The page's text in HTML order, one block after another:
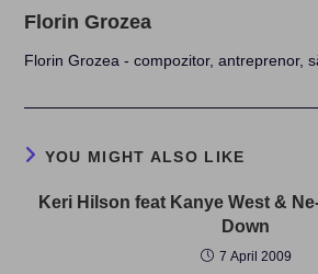
Florin Grozea
Florin Grozea - compozitor, antreprenor,
YOU MIGHT ALSO LIKE
Keri Hilson feat Kanye West &
Down
7 April 2009